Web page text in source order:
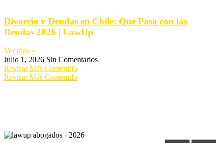
Divorcio y Deudas en Chile: Qué Pasa con las
Deudas 2026 | LawUp
Ver más »
Julio 1, 2026 Sin Comentarios
Revisar Más Contenido
Revisar Más Contenido